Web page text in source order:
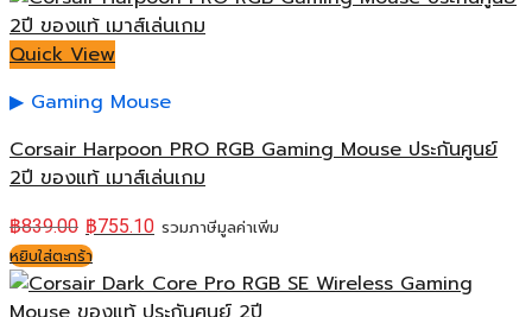
Quick View
Gaming Mouse
Corsair Harpoon PRO RGB Gaming Mouse ประกันศูนย์
2ปี ของแท้ เมาส์เล่นเกม
฿839.00 ฿755.10 รวมภาษีมูลค่าเพิ่ม
หยิบใส่ตะกร้า